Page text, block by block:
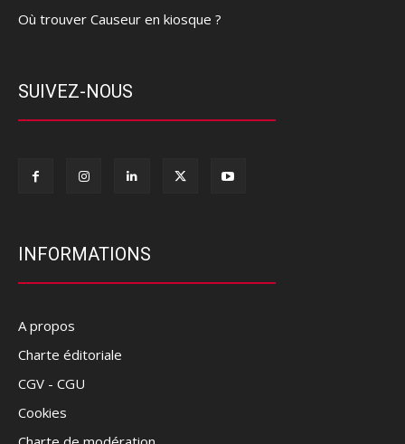
Où trouver Causeur en kiosque ?
SUIVEZ-NOUS
INFORMATIONS
A propos
Charte éditoriale
CGV - CGU
Cookies